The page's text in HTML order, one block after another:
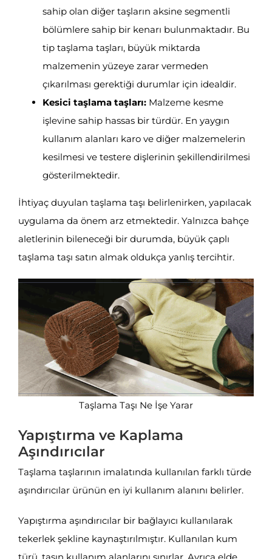
sahip olan diğer taşların aksine segmentli
bölümlere sahip bir kenarı bulunmaktadır. Bu
tip taşlama taşları, büyük miktarda
malzemenin yüzeye zarar vermeden
çıkarılması gerektiği durumlar için idealdir.
Kesici taşlama taşları:Malzeme kesme
işlevine sahip hassas bir türdür. En yaygın
kullanım alanları karo ve diğer malzemelerin
kesilmesi ve testere dişlerinin şekillendirilmesi
gösterilmektedir.
İhtiyaç duyulan taşlama taşı belirlenirken, yapılacak
uygulama da önem arz etmektedir. Yalnızca bahçe
aletlerinin bileneceği bir durumda, büyük çaplı
taşlama taşı satın almak oldukça yanlış tercihtir.
Taşlama Taşı Ne İşe Yarar
Yapıştırma ve Kaplama
Aşındırıcılar
Taşlama taşlarının imalatında kullanılan farklı türde
aşındırıcılar ürünün en iyi kullanım alanını belirler.
Yapıştırma aşındırıcılar bir bağlayıcı kullanılarak
tekerlek şekline kaynaştırılmıştır. Kullanılan kum